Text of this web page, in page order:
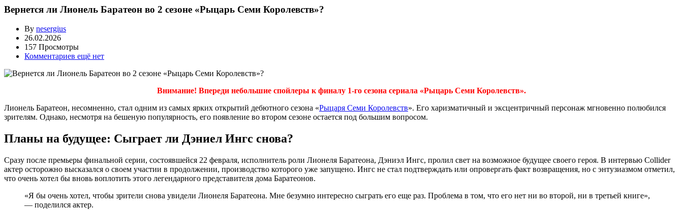
Вернется ли Лионель Баратеон во 2 сезоне «Рыцарь Семи Королевств»?
By nesergius
26.02.2026
157 Просмотры
Комментариев ещё нет
Внимание! Впереди небольшие спойлеры к финалу 1-го сезона сериала «Рыцарь Семи Королевств».
Лионель Баратеон, несомненно, стал одним из самых ярких открытий дебютного сезона «Рыцаря Семи Королевств». Его харизматичный и эксцентричный персонаж мгновенно полюбился
зрителям. Однако, несмотря на бешеную популярность, его появление во втором сезоне остается под большим вопросом.
Планы на будущее: Сыграет ли Дэниел Ингс снова?
Сразу после премьеры финальной серии, состоявшейся 22 февраля, исполнитель роли Лионеля Баратеона, Дэниэл Ингс, пролил свет на возможное будущее своего героя. В интервью Collider
актер осторожно высказался о своем участии в продолжении, производство которого уже запущено. Ингс не стал подтверждать или опровергать факт возвращения, но с энтузиазмом отметил,
что очень хотел бы вновь воплотить этого легендарного представителя дома Баратеонов.
«Я бы очень хотел, чтобы зрители снова увидели Лионеля Баратеона. Мне безумно интересно сыграть его еще раз. Проблема в том, что его нет ни во второй, ни в третьей книге»,
— поделился актер.